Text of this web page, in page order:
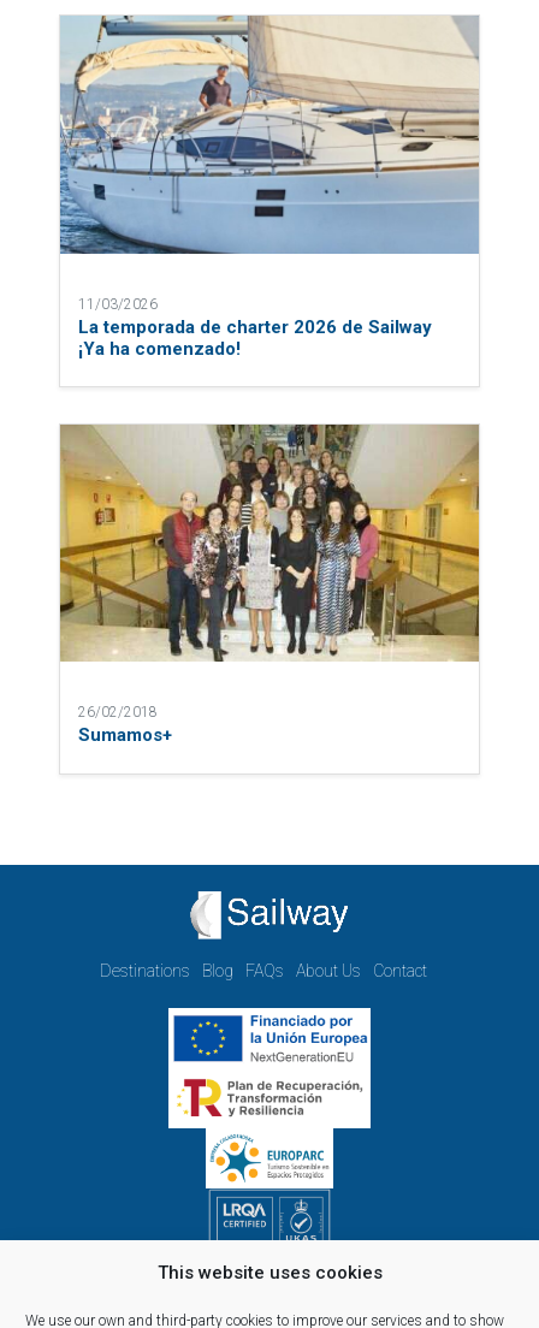
This website uses cookies
We use our own and third-party cookies to improve our services and to show
11/03/2026
La temporada de charter 2026 de Sailway
¡Ya ha comenzado!
26/02/2018
Sumamos+
Destinations Blog FAQs About Us Contact
09.00h - 14.00h and 15.00h - 18.00h